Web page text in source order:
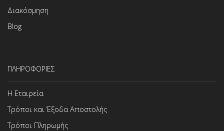
Διακόσμηση
Blog
ΠΛΗΡΟΦΟΡΙΕΣ
Η Εταιρεία
Τρόποι και Έξοδα Αποστολής
Τρόποι Πληρωμής